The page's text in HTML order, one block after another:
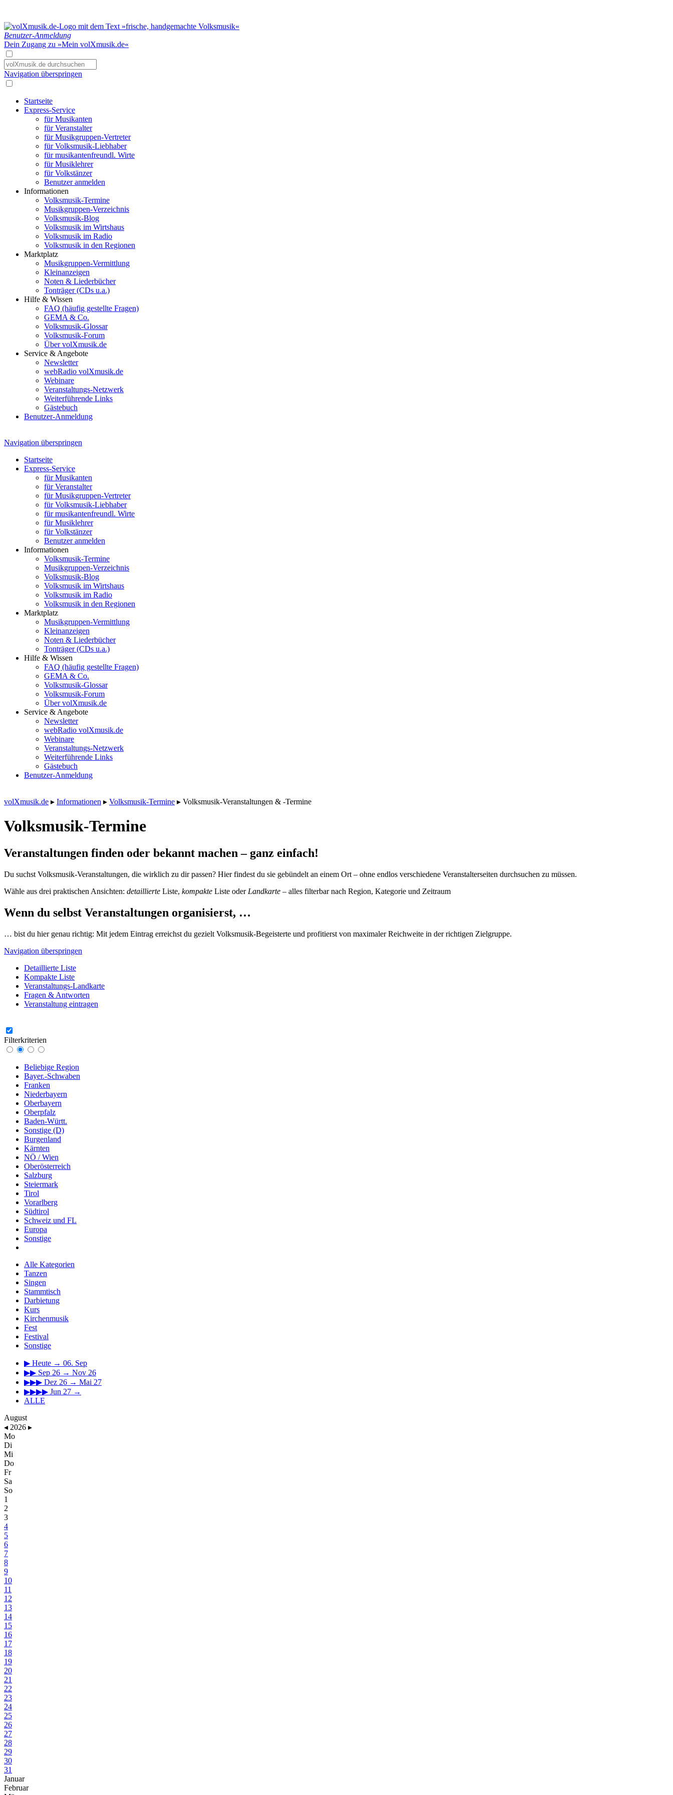
Benutzer-Anmeldung
Dein Zugang zu »Mein volXmusik.de«
Navigation überspringen
Startseite
Express-Service
für Musikanten
für Veranstalter
für Musikgruppen-Vertreter
für Volksmusik-Liebhaber
für musikantenfreundl. Wirte
für Musiklehrer
für Volkstänzer
Benutzer anmelden
Informationen
Volksmusik-Termine
Musikgruppen-Verzeichnis
Volksmusik-Blog
Volksmusik im Wirtshaus
Volksmusik im Radio
Volksmusik in den Regionen
Marktplatz
Musikgruppen-Vermittlung
Kleinanzeigen
Noten & Liederbücher
Tonträger (CDs u.a.)
Hilfe & Wissen
FAQ (häufig gestellte Fragen)
GEMA & Co.
Volksmusik-Glossar
Volksmusik-Forum
Über volXmusik.de
Service & Angebote
Newsletter
webRadio volXmusik.de
Webinare
Veranstaltungs-Netzwerk
Weiterführende Links
Gästebuch
Benutzer-Anmeldung
Navigation überspringen
Startseite
Express-Service
für Musikanten
für Veranstalter
für Musikgruppen-Vertreter
für Volksmusik-Liebhaber
für musikantenfreundl. Wirte
für Musiklehrer
für Volkstänzer
Benutzer anmelden
Informationen
Volksmusik-Termine
Musikgruppen-Verzeichnis
Volksmusik-Blog
Volksmusik im Wirtshaus
Volksmusik im Radio
Volksmusik in den Regionen
Marktplatz
Musikgruppen-Vermittlung
Kleinanzeigen
Noten & Liederbücher
Tonträger (CDs u.a.)
Hilfe & Wissen
FAQ (häufig gestellte Fragen)
GEMA & Co.
Volksmusik-Glossar
Volksmusik-Forum
Über volXmusik.de
Service & Angebote
Newsletter
webRadio volXmusik.de
Webinare
Veranstaltungs-Netzwerk
Weiterführende Links
Gästebuch
Benutzer-Anmeldung
volXmusik.de ▸ Informationen ▸ Volksmusik-Termine ▸ Volksmusik-Veranstaltungen & -Termine
Volksmusik-Termine
Veranstaltungen finden oder bekannt machen – ganz einfach!
Du suchst Volksmusik-Veranstaltungen, die wirklich zu dir passen? Hier findest du sie gebündelt an einem Ort – ohne endlos verschiedene Veranstalterseiten durchsuchen zu müssen.
Wähle aus drei praktischen Ansichten: detaillierte Liste, kompakte Liste oder Landkarte – alles filterbar nach Region, Kategorie und Zeitraum
Wenn du selbst Veranstaltungen organisierst, …
… bist du hier genau richtig: Mit jedem Eintrag erreichst du gezielt Volksmusik-Begeisterte und profitierst von maximaler Reichweite in der richtigen Zielgruppe.
Navigation überspringen
Detaillierte Liste
Kompakte Liste
Veranstaltungs-Landkarte
Fragen & Antworten
Veranstaltung eintragen
Filterkriterien
Beliebige Region
Bayer.-Schwaben
Franken
Niederbayern
Oberbayern
Oberpfalz
Baden-Württ.
Sonstige (D)
Burgenland
Kärnten
NÖ / Wien
Oberösterreich
Salzburg
Steiermark
Tirol
Vorarlberg
Südtirol
Schweiz und FL
Europa
Sonstige
Alle Kategorien
Tanzen
Singen
Stammtisch
Darbietung
Kurs
Kirchenmusik
Fest
Festival
Sonstige
▶ Heute → 06. Sep
▶▶ Sep 26 → Nov 26
▶▶▶ Dez 26 → Mai 27
▶▶▶▶ Jun 27 →
ALLE
August
◂ 2026 ▸
Mo
Di
Mi
Do
Fr
Sa
So
1
2
3
4
5
6
7
8
9
10
11
12
13
14
15
16
17
18
19
20
21
22
23
24
25
26
27
28
29
30
31
Januar
Februar